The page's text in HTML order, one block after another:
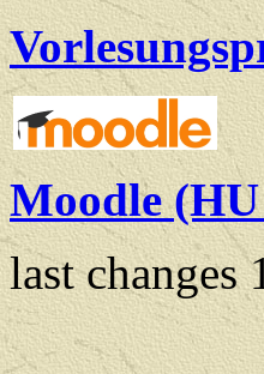
Moodle
last changes